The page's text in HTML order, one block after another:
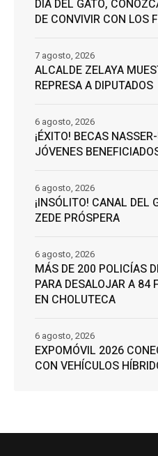
DÍA DEL GATO,
DE CONVIVIR CON LOS
ALCALDE ZELAYA
REPRESA A DIPUTADOS
7 agosto, 2026
¡ÉXITO! BECAS
JÓVENES
6 agosto, 2026
¡INSÓLITO! CANAL DEL
ZEDE PRÓSPERA
6 agosto, 2026
MÁS DE 200 POLICÍAS
PARA DESALOJAR A 84
EN CHOLUTECA
6 agosto, 2026
EXPOMÓVIL 2026
CON VEHÍCULOS
6 agosto, 2026